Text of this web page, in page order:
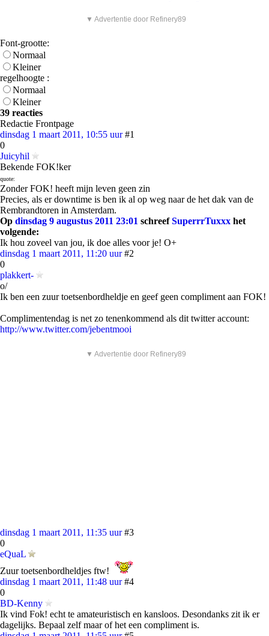
▼ Advertentie door Refinery89
Font-grootte:
Normaal
Kleiner
regelhoogte :
Normaal
Kleiner
39 reacties
Redactie Frontpage
dinsdag 1 maart 2011, 10:55 uur #1
0
Juicyhil
Bekende FOK!ker
quote:
Zonder FOK! heeft mijn leven geen zin
Precies, als er downtime is ben ik al op weg naar de het dak van de
Rembrandtoren in Amsterdam.
Op dinsdag 9 augustus 2011 23:01 schreefSuperrrTuxxx het
volgende:
Ik hou zoveel van jou, ik doe alles voor je! O+
dinsdag 1 maart 2011, 11:20 uur #2
0
plakkert-
o/
Ik ben een zuur toetsenbordheldje en geef geen compliment aan FOK!
Complimentendag is net zo tenenkommend als dit twitter account:
http://www.twitter.com/jebentmooi
▼ Advertentie door Refinery89
dinsdag 1 maart 2011, 11:35 uur #3
0
eQuaL
Zuur toetsenbordheldjes ftw!
dinsdag 1 maart 2011, 11:48 uur #4
0
BD-Kenny
Ik vind Fok! echt te amateuristisch en kansloos. Desondanks zit ik er
dagelijks. Bepaal zelf maar of het een compliment is.